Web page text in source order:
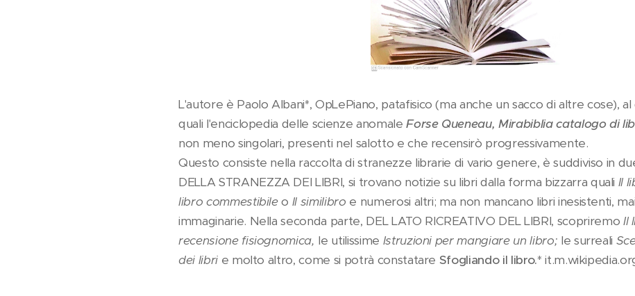
L'autore è Paolo Albani*, OpLePiano, patafisico (ma anche un sacco di altre cose),
quali l'enciclopedia delle scienze anomaleForse Queneau,Mirabiblia catalogo di
non meno singolari, presenti nel salotto e che recensirò progressivamente.
Questo consiste nella raccolta di stranezze librarie di vario genere, è suddiviso in
DELLA STRANEZZA DEI LIBRI, si trovano notizie su libri dalla forma bizzarra quali Il
libro commestibileo Il similibro e numerosi altri; ma non mancano libri inesistenti,
immaginarie. Nella seconda parte, DEL LATO RICREATIVO DEL LIBRI, scopriremo Il
recensione fisiognomica, le utilissime Istruzioni per mangiare un libro; le surreali
dei librie molto altro, come si potrà constatare Sfogliando il libro.*